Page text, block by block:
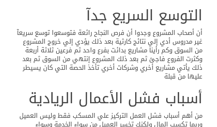
التوسع السريع جدآ
أن أصحاب المشروع وجدوا أن فرص النجاح رائعة فتوسعوا توسع سريعآ
غير مدروس أدي إلي نتائج كارثية بعد ذلك يؤدي إلي خروج المشروع
من السوق وكم رأينا مشاريع بدائت بفرع واحد ثم فرعين ثلاثة أربعة
وكثرت الفروع فاجئ ثم بعد ذلك المشروع إنتهي من السوق ثم بعد
ذلك يأتي مشاريع أخري وشركات أخري تأخذ الحصة التي كان يسيطر
عليها من قبلة
أسباب فشل الأعمال الريادية
من أهم أسباب فشل العمل التركيز علي المسكب فقط وليس العميل
وربما تكسب المال ولكنك تخسر العميل من سواء الخدمة وسواء